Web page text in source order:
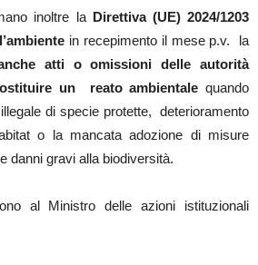
inoltre la Direttiva (UE) 2024/1203
in recepimento il mese p.v. la
atti o omissioni delle autorità
un reato ambientale quando
di specie protette, deterioramento
o la mancata adozione di misure
danni gravi alla biodiversità.
al Ministro delle azioni istituzionali